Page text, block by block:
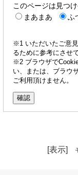
このページは見つ
まあまあ
ふ
※1 いただいたご意
るために参考にさせ
※2 ブラウザで
い、または、ブラウ
ご利用頂けません。
[表示]